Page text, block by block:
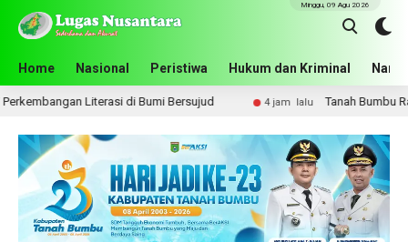
Home Nasional Peristiwa Hukum dan Kriminal
Minggu, 09 Agu 2026
Literasi di Bumi Bersujud 4 jam lalu Tanah Bumbu